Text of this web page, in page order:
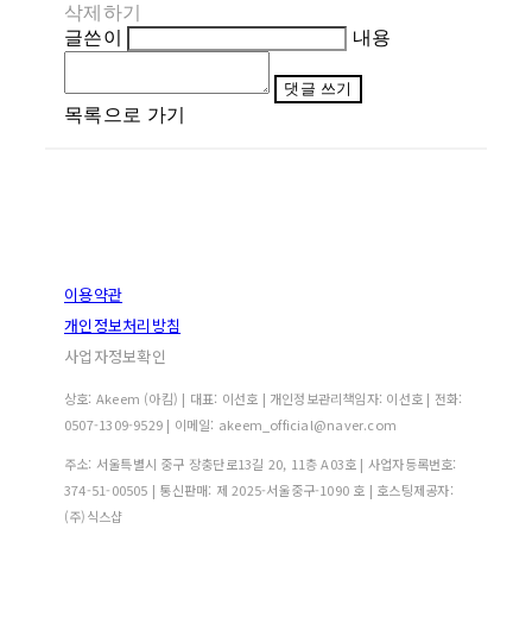
삭제하기
글쓴이
내용
댓글 쓰기
목록으로 가기
이용약관
개인정보처리방침
사업자정보확인
상호: Akeem (아킴) | 대표: 이선호 | 개인정보관리책임자: 이선호 | 전화:
0507-1309-9529 | 이메일: akeem_official@naver.com
주소: 서울특별시 중구 장충단로13길 20, 11층 A03호 | 사업자등록번호:
374-51-00505 | 통신판매: 제 2025-서울중구-1090 호 | 호스팅제공자:
(주)식스샵